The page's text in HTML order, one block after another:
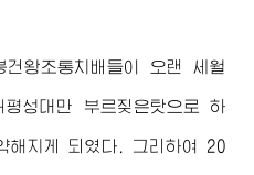
왕조통치배들이 오랜 세월
성대만 부르짖은탓으로 하
해지게 되였다. 그리하여 20